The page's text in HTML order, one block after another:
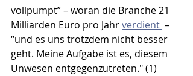
vollpumpt” – woran die Branche 21
Milliarden Euro pro Jahr verdient –
“und es uns trotzdem nicht besser
geht. Meine Aufgabe ist es, diesem
Unwesen entgegenzutreten." (1)